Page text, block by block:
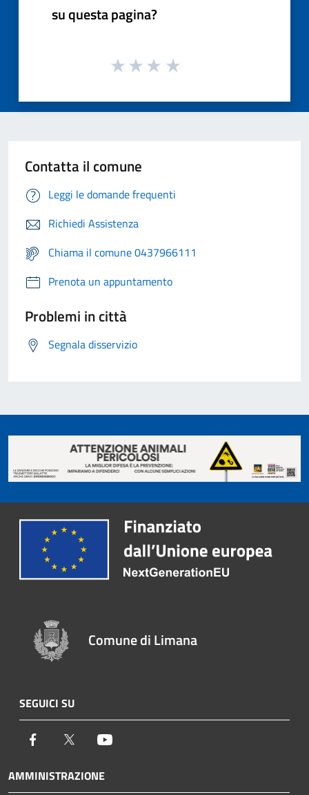
su questa pagina?
Contatta il comune
Leggi le domande frequenti
Richiedi Assistenza
Chiama il comune 0437966111
Prenota un appuntamento
Problemi in città
Segnala disservizio
Comune di Limana
SEGUICI SU
Facebook Twitter
AMMINISTRAZIONE